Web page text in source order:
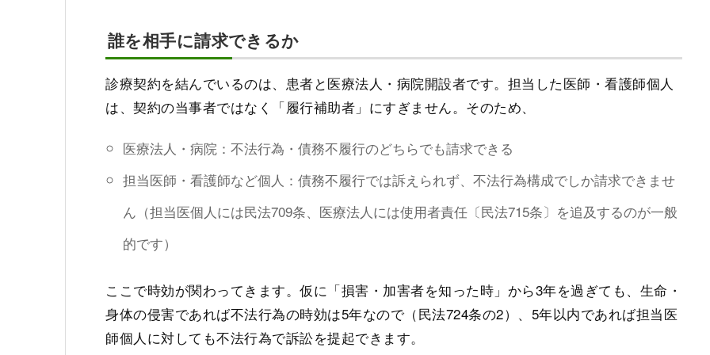
誰を相手に請求できるか
診療契約を結んでいるのは、患者と医療法人・病院開設者です。担当した医師・看護師個人
は、契約の当事者ではなく「履行補助者」にすぎません。そのため、
医療法人・病院：不法行為・債務不履行のどちらでも請求できる
担当医師・看護師など個人：債務不履行では訴えられず、不法行為構成でしか請求できませ
ん（担当医個人には民法709条、医療法人には使用者責任〔民法715条〕を追及するのが一般
的です）
ここで時効が関わってきます。仮に「損害・加害者を知った時」から3年を過ぎても、生命・
身体の侵害であれば不法行為の時効は5年なので（民法724条の2）、5年以内であれば担当医
師個人に対しても不法行為で訴訟を提起できます。